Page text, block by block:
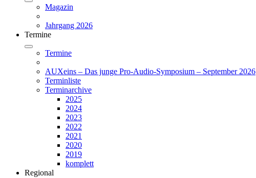
Magazin
Jahrgang 2026
Termine
Termine
AUXeins – Das junge Pro-Audio-Symposium – September 2026
Terminliste
Terminarchive
2025
2024
2023
2022
2021
2020
2019
komplett
Regional